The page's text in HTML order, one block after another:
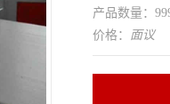
产品数量：
价格： 面议